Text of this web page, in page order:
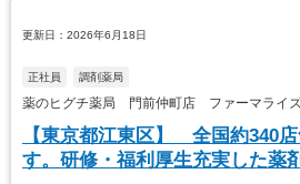
更新日：2026年6月18日
正社員 調剤薬局
薬のヒグチ薬局 門前仲町店 ファーマライズ
【東京都江東区】 全国約340
す。研修・福利厚生充実した薬